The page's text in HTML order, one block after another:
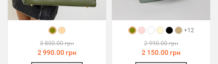
3 800.00 грн
2 990.00 грн
+12
2 990.00 грн
2 150.00 грн